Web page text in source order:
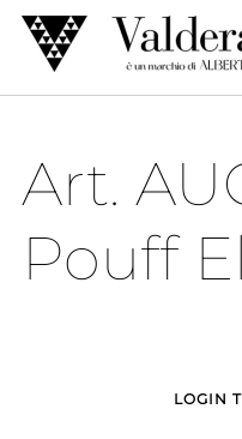
Skip
content
Art.
Pouff
LOGIN